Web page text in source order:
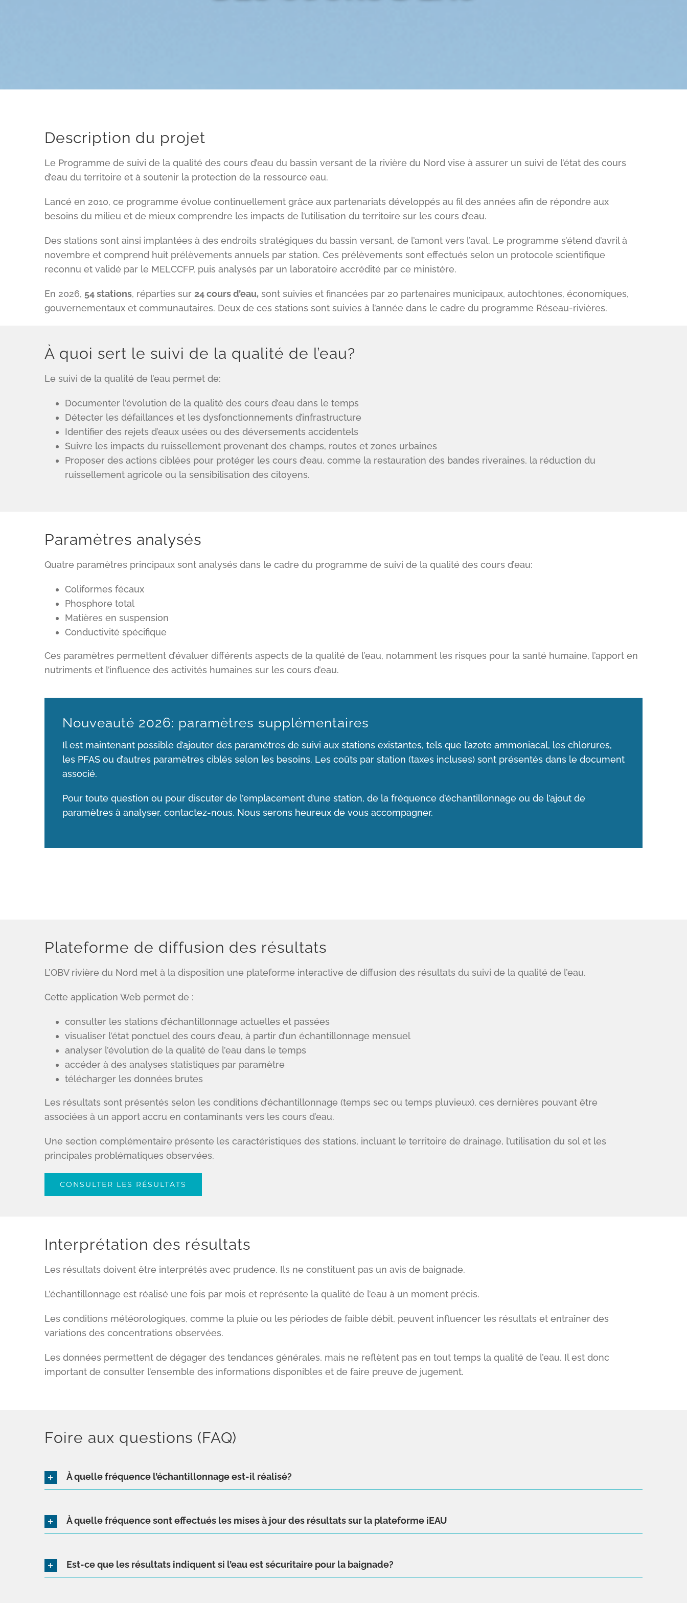
Description du projet
Le Programme de suivi de la qualité des cours d’eau du bassin versant de la rivière du Nord vise à assurer un suivi de l’état des cours
d’eau du territoire et à soutenir la protection de la ressource eau.
Lancé en 2010, ce programme évolue continuellement grâce aux partenariats développés au fil des années afin de répondre aux
besoins du milieu et de mieux comprendre les impacts de l’utilisation du territoire sur les cours d’eau.
Des stations sont ainsi implantées à des endroits stratégiques du bassin versant, de l’amont vers l’aval. Le programme s’étend d’avril à
novembre et comprend huit prélèvements annuels par station. Ces prélèvements sont effectués selon un protocole scientifique
reconnu et validé par le MELCCFP, puis analysés par un laboratoire accrédité par ce ministère.
En 2026, 54 stations, réparties sur 24 cours d’eau, sont suivies et financées par 20 partenaires municipaux, autochtones, économiques,
gouvernementaux et communautaires. Deux de ces stations sont suivies à l’année dans le cadre du programme Réseau-rivières.
À quoi sert le suivi de la qualité de l’eau?
Le suivi de la qualité de l’eau permet de:
Documenter l’évolution de la qualité des cours d’eau dans le temps
Détecter les défaillances et les dysfonctionnements d’infrastructure
Identifier des rejets d’eaux usées ou des déversements accidentels
Suivre les impacts du ruissellement provenant des champs, routes et zones urbaines
Proposer des actions ciblées pour protéger les cours d’eau, comme la restauration des bandes riveraines, la réduction du
ruissellement agricole ou la sensibilisation des citoyens.
Paramètres analysés
Quatre paramètres principaux sont analysés dans le cadre du programme de suivi de la qualité des cours d’eau:
Coliformes fécaux
Phosphore total
Matières en suspension
Conductivité spécifique
Ces paramètres permettent d’évaluer différents aspects de la qualité de l’eau, notamment les risques pour la santé humaine, l’apport en
nutriments et l’influence des activités humaines sur les cours d’eau.
Nouveauté 2026: paramètres supplémentaires
Il est maintenant possible d’ajouter des paramètres de suivi aux stations existantes, tels que l’azote ammoniacal, les chlorures,
les PFAS ou d’autres paramètres ciblés selon les besoins. Les coûts par station (taxes incluses) sont présentés dans le document
associé.
Pour toute question ou pour discuter de l’emplacement d’une station, de la fréquence d’échantillonnage ou de l’ajout de
paramètres à analyser, contactez-nous. Nous serons heureux de vous accompagner.
Plateforme de diffusion des résultats
L’OBV rivière du Nord met à la disposition une plateforme interactive de diffusion des résultats du suivi de la qualité de l’eau.
Cette application Web permet de :
consulter les stations d’échantillonnage actuelles et passées
visualiser l’état ponctuel des cours d’eau, à partir d’un échantillonnage mensuel
analyser l’évolution de la qualité de l’eau dans le temps
accéder à des analyses statistiques par paramètre
télécharger les données brutes
Les résultats sont présentés selon les conditions d’échantillonnage (temps sec ou temps pluvieux), ces dernières pouvant être
associées à un apport accru en contaminants vers les cours d’eau.
Une section complémentaire présente les caractéristiques des stations, incluant le territoire de drainage, l’utilisation du sol et les
principales problématiques observées.
CONSULTER LES RÉSULTATS
Interprétation des résultats
Les résultats doivent être interprétés avec prudence. Ils ne constituent pas un avis de baignade.
L’échantillonnage est réalisé une fois par mois et représente la qualité de l’eau à un moment précis.
Les conditions météorologiques, comme la pluie ou les périodes de faible débit, peuvent influencer les résultats et entraîner des
variations des concentrations observées.
Les données permettent de dégager des tendances générales, mais ne reflètent pas en tout temps la qualité de l’eau. Il est donc
important de consulter l’ensemble des informations disponibles et de faire preuve de jugement.
Foire aux questions (FAQ)
À quelle fréquence l’échantillonnage est-il réalisé?
À quelle fréquence sont effectués les mises à jour des résultats sur la plateforme iEAU
Est-ce que les résultats indiquent si l’eau est sécuritaire pour la baignade?